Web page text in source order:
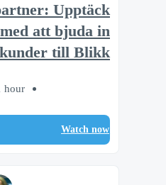
Upptäck
att bjuda in
till Blikk
hour
Watch now